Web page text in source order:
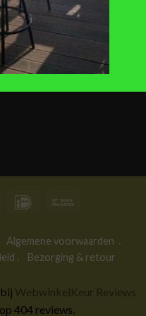
IDeal
Algemene voorwaarden .
. Bezorging & retour
WebwinkelKeur Reviews
404 reviews.